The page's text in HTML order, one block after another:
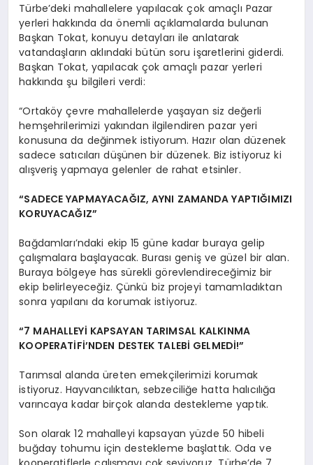
Türbe’deki mahallelere yapılacak çok amaçlı Pazar
yerleri hakkında da önemli açıklamalarda bulunan
Başkan Tokat, konuyu detayları ile anlatarak
vatandaşların aklındaki bütün soru işaretlerini giderdi.
Başkan Tokat, yapılacak çok amaçlı pazar yerleri
hakkında şu bilgileri verdi:
“Ortaköy çevre mahallelerde yaşayan siz değerli
hemşehrilerimizi yakından ilgilendiren pazar yeri
konusuna da değinmek istiyorum. Hazır olan düzenek
sadece satıcıları düşünen bir düzenek. Biz istiyoruz ki
alışveriş yapmaya gelenler de rahat etsinler.
“SADECE YAPMAYACAĞIZ, AYNI ZAMANDA YAPTIĞIMIZI
KORUYACAĞIZ”
Bağdamları’ndaki ekip 15 güne kadar buraya gelip
çalışmalara başlayacak. Burası geniş ve güzel bir alan.
Buraya bölgeye has sürekli görevlendireceğimiz bir
ekip belirleyeceğiz. Çünkü biz projeyi tamamladıktan
sonra yapılanı da korumak istiyoruz.
“7 MAHALLEYİ KAPSAYAN TARIMSAL KALKINMA
KOOPERATİFİ’NDEN DESTEK TALEBİ GELMEDİ!”
Tarımsal alanda üreten emekçilerimizi korumak
istiyoruz. Hayvancılıktan, sebzeciliğe hatta halıcılığa
varıncaya kadar birçok alanda destekleme yaptık.
Son olarak 12 mahalleyi kapsayan yüzde 50 hibeli
buğday tohumu için destekleme başlattık. Oda ve